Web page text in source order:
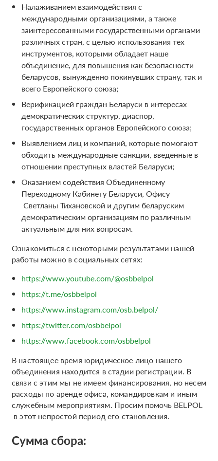
Налаживанием взаимодействия с
международными организациями, а также
заинтересованными государственными органами
различных стран, с целью использования тех
инструментов, которыми обладает наше
объединение, для повышения как безопасности
беларусов, вынужденно покинувших страну, так и
всего Европейского союза;
Верификацией граждан Беларуси в интересах
демократических структур, диаспор,
государственных органов Европейского союза;
Выявлением лиц и компаний, которые помогают
обходить международные санкции, введенные в
отношении преступных властей Беларуси;
Оказанием содействия Объединенному
Переходному Кабинету Беларуси, Офису
Светланы Тихановской и другим беларуским
демократическим организациям по различным
актуальным для них вопросам.
Ознакомиться с некоторыми результатами нашей
работы можно в социальных сетях:
https://www.youtube.com/@osbbelpol
https://t.me/osbbelpol
https://www.instagram.com/osb.belpol/
https://twitter.com/osbbelpol
https://www.facebook.com/osbbelpol
В настоящее время юридическое лицо нашего
объединения находится в стадии регистрации. В
связи с этим мы не имеем финансирования, но несем
расходы по аренде офиса, командировкам и иным
служебным мероприятиям. Просим помочь BELPOL
в этот непростой период его становления.
Сумма сбора: